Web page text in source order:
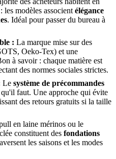
les modèles associent élégance
. Idéal pour passer du bureau à
: La marque mise sur des
Oeko-Tex) et une
à savoir : chaque matière est
des normes sociales strictes.
Le système de précommandes
faut. Une approche qui évite
des retours gratuits si la taille
en laine mérinos ou le
constituent des fondations
les saisons et les modes